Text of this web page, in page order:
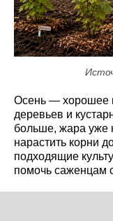
Осень — хорошее
деревьев и
больше, жара уже
нарастить корни
подходящие
помочь саженцам